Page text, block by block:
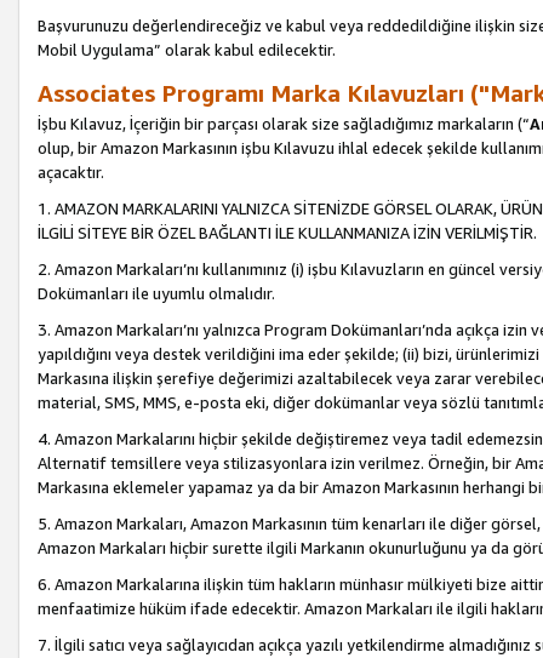
Başvurunuzu değerlendireceğiz ve kabul veya reddedildiğine ilişkin
Mobil Uygulama” olarak kabul edilecektir.
Associates Programı Marka Kılavuzları
İşbu Kılavuz, İçeriğin bir parçası olarak size sağladığımız markaların (“
olup, bir Amazon Markasının işbu Kılavuzu ihlal edecek şekilde
açacaktır.
1. AMAZON MARKALARINI YALNIZCA SİTENİZDE GÖRSEL OLARAK,
İLGİLİ SİTEYE BİR ÖZEL BAĞLANTI İLE KULLANMANIZA İZİN VERİLMİŞTİR.
2. Amazon Markaları’nı kullanımınız (i) işbu Kılavuzların en güncel
Dokümanları ile uyumlu olmalıdır.
3. Amazon Markaları’nı yalnızca Program Dokümanları’nda açıkça
yapıldığını veya destek verildiğini ima eder şekilde; (ii) bizi,
Markasına ilişkin şerefiye değerimizi azaltabilecek veya zarar
material, SMS, MMS, e-posta eki, diğer dokümanlar veya sözlü
4. Amazon Markalarını hiçbir şekilde değiştiremez veya tadil
Alternatif temsillere veya stilizasyonlara izin verilmez. Örneğin, bir
Markasına eklemeler yapamaz ya da bir Amazon Markasının herhangi
5. Amazon Markaları, Amazon Markasının tüm kenarları ile diğer
Amazon Markaları hiçbir surette ilgili Markanın okunurluğunu ya da
6. Amazon Markalarına ilişkin tüm hakların münhasır mülkiyeti bize
menfaatimize hüküm ifade edecektir. Amazon Markaları ile ilgili
7. İlgili satıcı veya sağlayıcıdan açıkça yazılı yetkilendirme